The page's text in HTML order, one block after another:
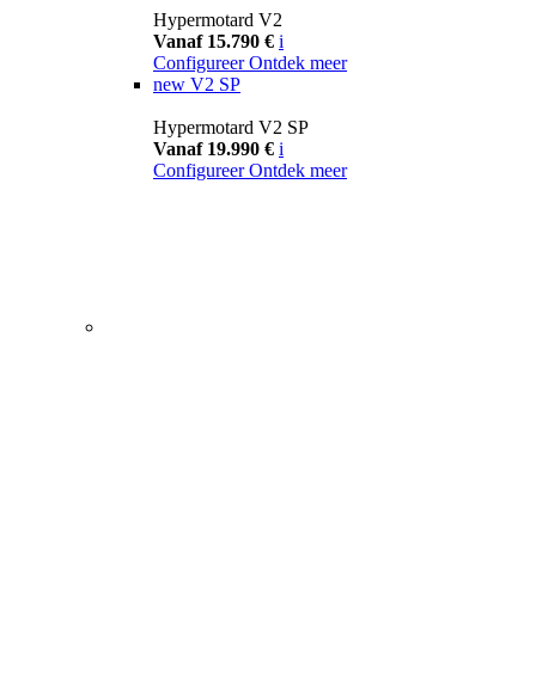
Hypermotard V2
Vanaf 15.790 € i
Configureer Ontdek meer
new V2 SP
Hypermotard V2 SP
Vanaf 19.990 € i
Configureer Ontdek meer